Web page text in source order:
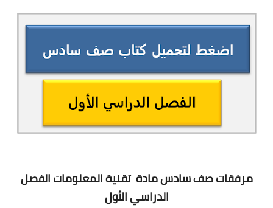
مرفقات صف سادس مادة تقنية المعلوماتالفصل
الدراسي الأول